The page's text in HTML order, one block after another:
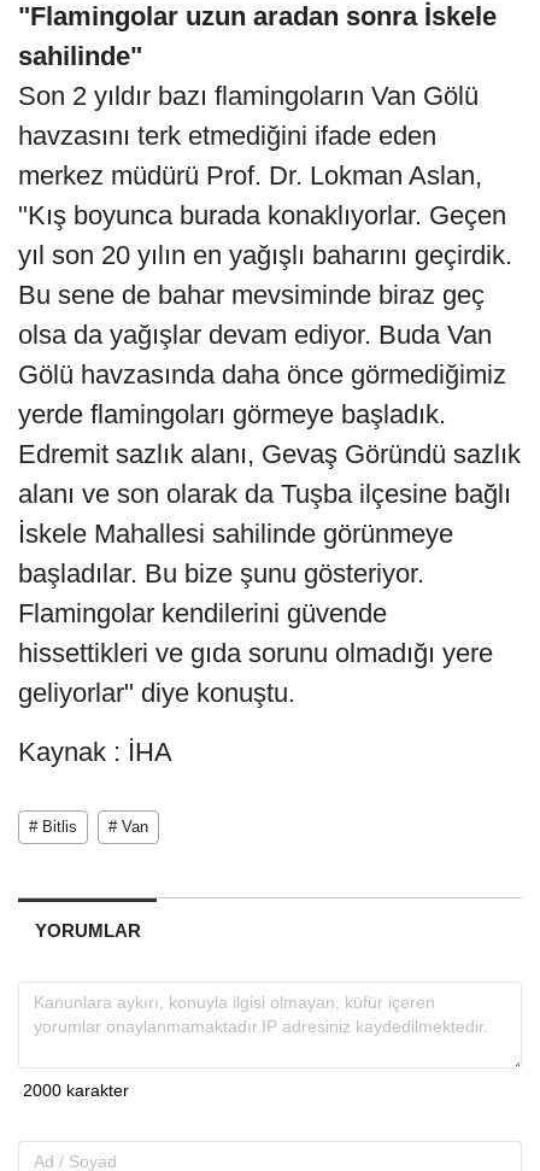
"Flamingolar uzun aradan sonra İskele
sahilinde"
Son 2 yıldır bazı flamingoların Van Gölü
havzasını terk etmediğini ifade eden
merkez müdürü Prof. Dr. Lokman Aslan,
"Kış boyunca burada konaklıyorlar. Geçen
yıl son 20 yılın en yağışlı baharını geçirdik.
Bu sene de bahar mevsiminde biraz geç
olsa da yağışlar devam ediyor. Buda Van
Gölü havzasında daha önce görmediğimiz
yerde flamingoları görmeye başladık.
Edremit sazlık alanı, Gevaş Göründü sazlık
alanı ve son olarak da Tuşba ilçesine bağlı
İskele Mahallesi sahilinde görünmeye
başladılar. Bu bize şunu gösteriyor.
Flamingolar kendilerini güvende
hissettikleri ve gıda sorunu olmadığı yere
geliyorlar" diye konuştu.
Kaynak : İHA
# Bitlis # Van
YORUMLAR